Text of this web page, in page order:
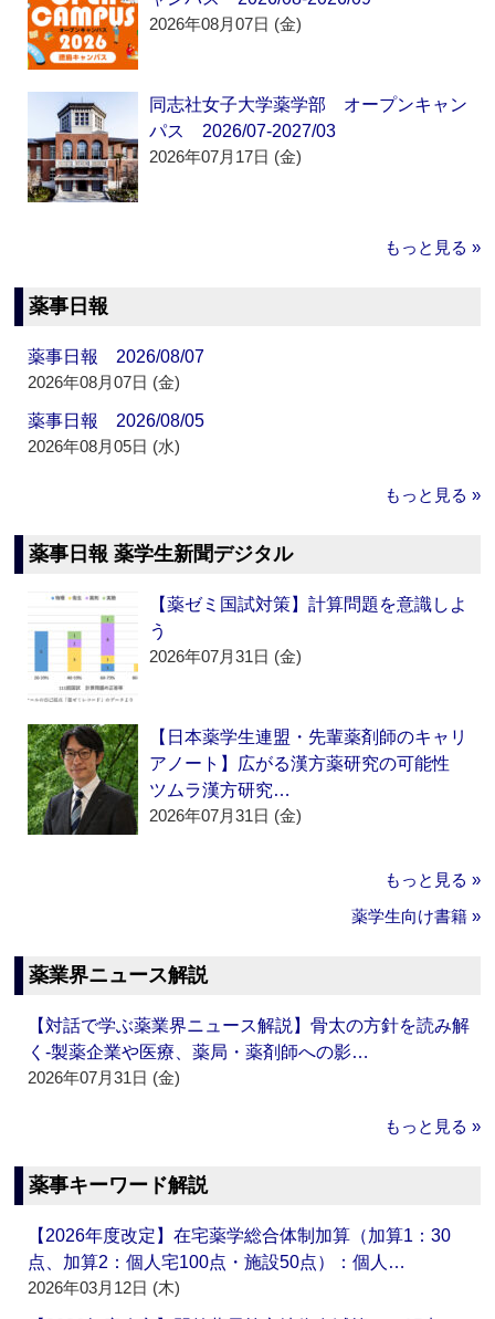
2026年08月07日 (金)
同志社女子大学薬学部 オープンキャン
パス 2026/07-2027/03
2026年07月17日 (金)
もっと見る »
薬事日報
薬事日報 2026/08/07
2026年08月07日 (金)
薬事日報 2026/08/05
2026年08月05日 (水)
もっと見る »
薬事日報 薬学生新聞デジタル
【薬ゼミ国試対策】計算問題を意識しよ
う
2026年07月31日 (金)
【日本薬学生連盟・先輩薬剤師のキャリ
アノート】広がる漢方薬研究の可能性
ツムラ漢方研究…
2026年07月31日 (金)
もっと見る »
薬学生向け書籍 »
薬業界ニュース解説
【対話で学ぶ薬業界ニュース解説】骨太の方針を読み解
く‐製薬企業や医療、薬局・薬剤師への影…
2026年07月31日 (金)
もっと見る »
薬事キーワード解説
【2026年度改定】在宅薬学総合体制加算（加算1：30
点、加算2：個人宅100点・施設50点）：個人…
2026年03月12日 (木)